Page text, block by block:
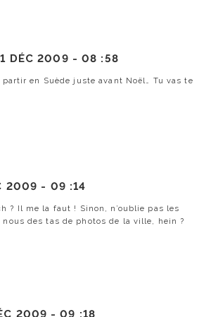
1 DÉC 2009 -08 :58
en Suède juste avant Noël… Tu vas te
2009 - 09 :14
? Il me la faut ! Sinon, n’oublie pas les
des tas de photos de la ville, hein ?
2009 -09 :18